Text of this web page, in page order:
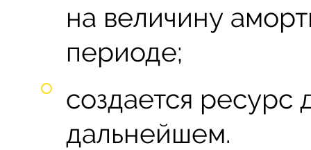
на величину
периоде;
создается
дальнейшем.